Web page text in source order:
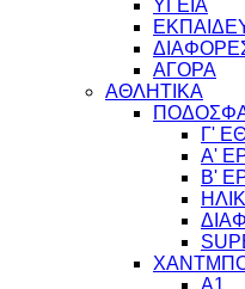
ΥΓΕΙΑ
ΑΓΟΡΑ
ΑΘΛΗΤΙΚΑ
Γ'
Α'
Β'
Α1